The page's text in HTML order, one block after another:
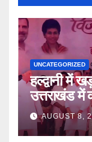
UNCATEGORIZED
हल्द्वानी में
उत्तराखंड में
AUGUST 8,